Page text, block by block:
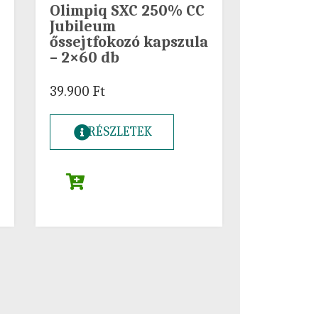
Olimpiq SXC 250% CC
Jubileum
őssejtfokozó kapszula
– 2×60 db
39.900 Ft
RÉSZLETEK